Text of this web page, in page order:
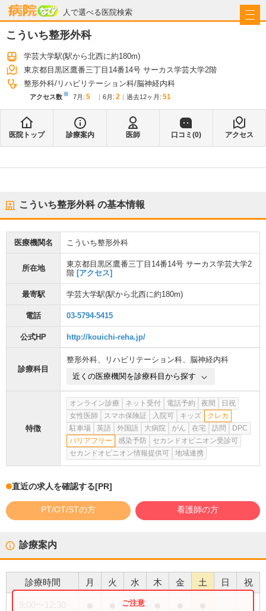
人で選べる医院検索
病院なび
こういち整形外科
学芸大学駅(駅から北西に約180m)
東京都目黒区鷹番三丁目14番14号 サーカス学芸大学2階
整形外科 リハビリテーション科 脳神経内科
アクセス数※ 7月 : 5 6月 : 2 過去12ヶ月: 51
医院トップ 診療案内 医師 口コミ(0) アクセス
こういち整形外科の基本情報
医療機関名 こういち整形外科
所在地
東京都目黒区鷹番三丁目14番14号 サーカス学芸大学2
階 [アクセス]
最寄駅 学芸大学駅(駅から北西に約180m)
電話 03-5794-5415
公式HP http://kouichi-reha.jp/
診療科目
整形外科、 リハビリテーション科、 脳神経内科
近くの医療機関を診療科目から探す
特徴
オンライン診療 ネット受付 電話予約 夜間
日祝
女性医師
スマホ保険証 入院可 キッズ
クレカ
駐車場
英語 外国語 大病院 がん 在宅 訪問
DPC
バリアフリー
感染予防
セカンドオピニオン受診可
セカンドオピニオン情報提供可
地域連携
直近の求人を確認する[PR]
PT/OT/STの方 看護師の方
診療案内
診療時間 月 火 水 木 金 土 日 祝